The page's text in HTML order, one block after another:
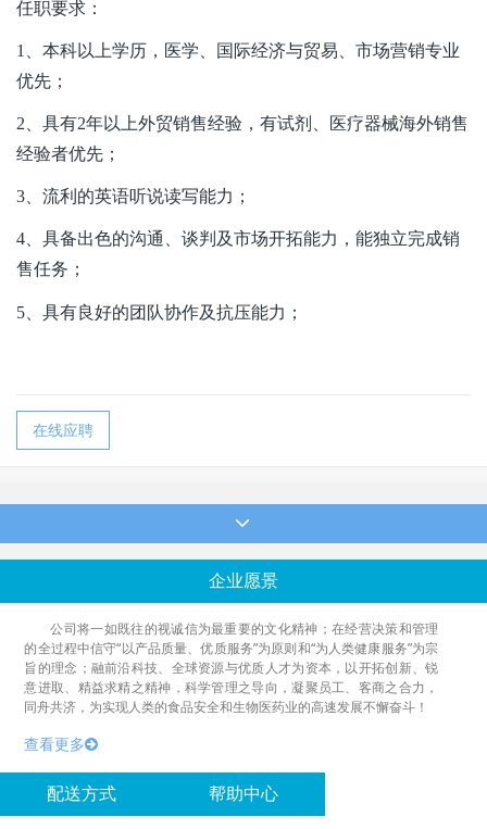
任职要求：
1
、本科以上学历，医学、国际经济与贸易、市场营销专业
优先；
2 、具有2年以上外贸销售经验，有试剂、医疗器械海外销售
经验者优先；
3 、流利的英语听说读写能力；
4、具备出色的沟通、谈判及市场开拓能力，能独立完成销
售任务；
5 、具有良好的团队协作及抗压能力；
在线应聘
企业愿景
公司将一如既往的视诚信为最重要的文化精神；在经营决策和管理
的全过程中信守“以产品质量、优质服务”为原则和“为人类健康服务”为宗
旨的理念；融前沿科技、全球资源与优质人才为资本，以开拓创新、锐
意进取、精益求精之精神，科学管理之导向，凝聚员工、客商之合力，
同舟共济，为实现人类的食品安全和生物医药业的高速发展不懈奋斗！
查看更多
配送方式 帮助中心